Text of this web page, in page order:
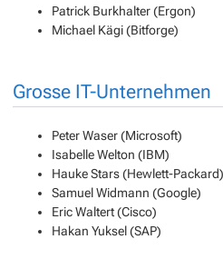
Patrick Burkhalter (Ergon)
Michael Kägi (Bitforge)
Grosse IT-Unternehmen
Peter Waser (Microsoft)
Isabelle Welton (IBM)
Hauke Stars (Hewlett-Packard)
Samuel Widmann (Google)
Eric Waltert (Cisco)
Hakan Yuksel (SAP)